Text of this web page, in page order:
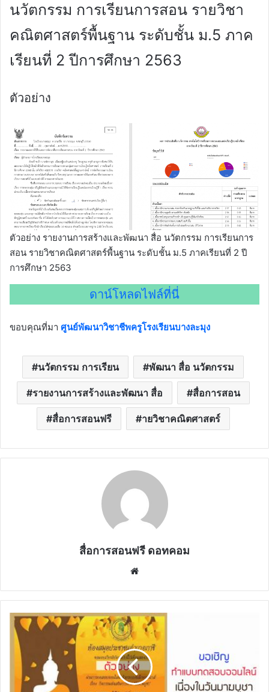
นวัตกรรม การเรียนการสอน รายวิชา
คณิตศาสตร์พื้นฐาน ระดับชั้น ม.5 ภาค
เรียนที่ 2 ปีการศึกษา 2563
ตัวอย่าง
ตัวอย่าง รายงานการสร้างและพัฒนา สื่อ นวัตกรรม การเรียนการ
สอน รายวิชาคณิตศาสตร์พื้นฐาน ระดับชั้น ม.5 ภาคเรียนที่ 2 ปี
การศึกษา 2563
ดาน์โหลดไฟล์ที่นี่
ขอบคุณที่มา ศูนย์พัฒนาวิชาชีพครูโรงเรียนบางละมุง
นวัตกรรม การเรียน พัฒนา สื่อ นวัตกรรม
รายงานการสร้างและพัฒนา สื่อ สื่อการสอน
สื่อการสอนฟรี ายวิชาคณิตศาสตร์
สื่อการสอนฟรี ดอทคอม
ขอ
เชิญ
ทำ
แบบ
ทดสอบ
ออนไลน์